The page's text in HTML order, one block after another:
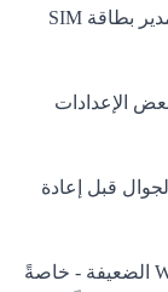
Android: اذهب إلى الإعدادات ← الاتصالات ← مدير بطاقة SIM
الإعدادات
قبل إعادة
قد تؤدي شبكة Wi-Fi الضعيفة - خاصةً